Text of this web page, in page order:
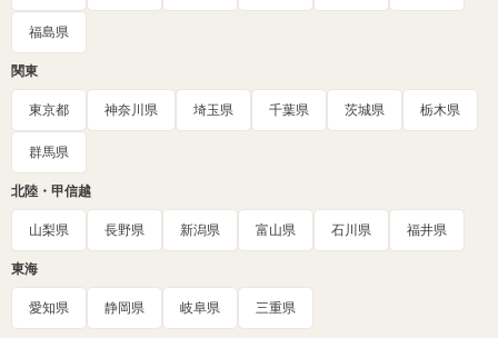
福島県
関東
東京都 神奈川県 埼玉県 千葉県 茨城県 栃木県
群馬県
北陸・甲信越
山梨県 長野県 新潟県 富山県 石川県 福井県
東海
愛知県 静岡県 岐阜県 三重県